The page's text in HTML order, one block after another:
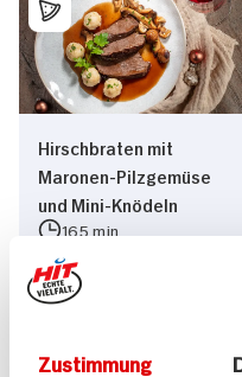
Zustimmung
Hirschbraten mit
Maronen-Pilzgemüse
und Mini-Knödeln
165 min
1.222 kcal p. Portion
Mittel